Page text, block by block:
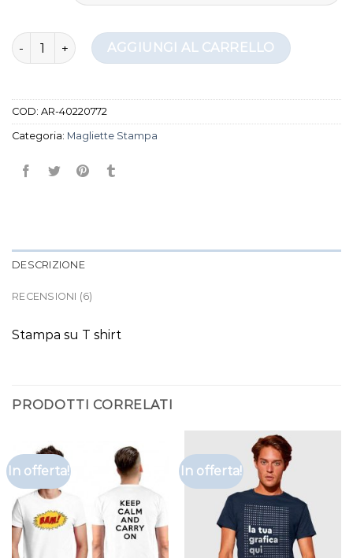
magliette stampa quantitàAGGIUNGI AL CARRELLO
COD: AR-40220772
Categoria: Magliette Stampa
DESCRIZIONE
RECENSIONI (6)
Stampa su T shirt
PRODOTTI CORRELATI
In offerta! In offerta!